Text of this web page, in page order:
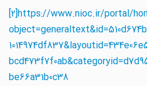
[2]https://www.nioc.ir/portal/
be66a31b0c38